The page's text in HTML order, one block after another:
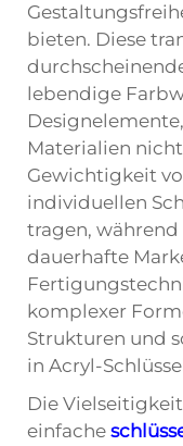
bieten. Diese
lebendige
Materialien
Gewichtigkeit
individuellen
tragen,
dauerhafte
komplexer
Strukturen und
in Acryl-
Die
einfache